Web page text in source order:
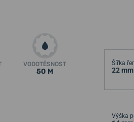
VODOTĚSNOST
50 M
Šířka
22 mm
Výška